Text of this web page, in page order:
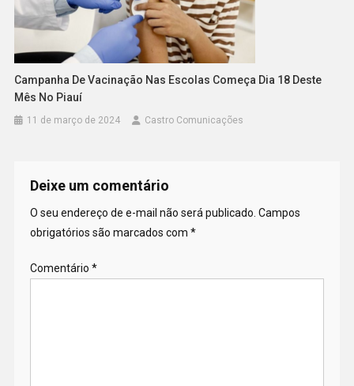
Campanha De Vacinação Nas Escolas Começa Dia 18 Deste
Mês No Piauí
11 de março de 2024 Castro Comunicações
Deixe um comentário
O seu endereço de e-mail não será publicado. Campos
obrigatórios são marcados com *
Comentário *